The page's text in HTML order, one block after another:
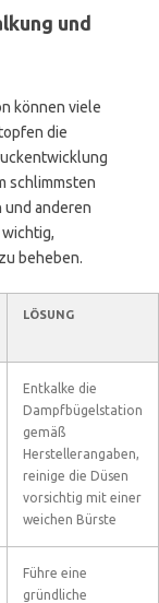
und
können viele
die
schlimmsten
und anderen
beheben.
LÖSUNG
Entkalke die
Dampfbügelstation
gemäß
Herstellerangaben,
reinige die Düsen
vorsichtig mit einer
weichen Bürste
Führe eine
gründliche